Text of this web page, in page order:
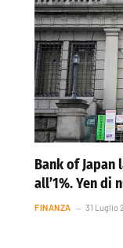
Bank of Japan
all’1%. Yen di
FINANZA 31 Luglio